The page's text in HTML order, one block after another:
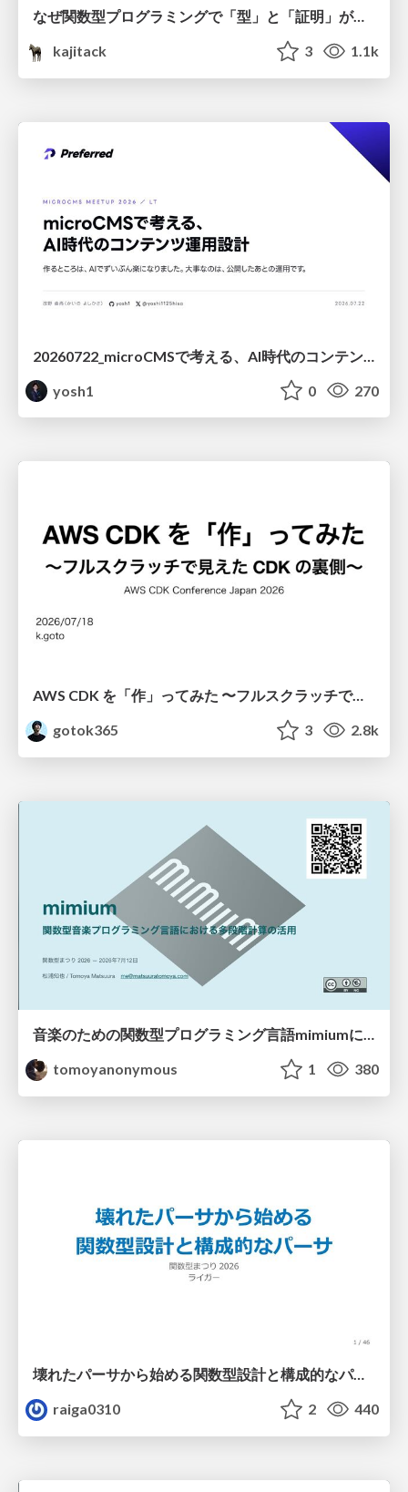
なぜ関数型プログラミングで「型」と「証明」が語られるのか #fp_matsuri
kajitack
3 1.1k
yosh1
0 270
AWS CDK を「作」ってみた 〜フルスクラッチで見えた CDK の裏側〜 / aws-cdk-from-scratch
gotok365
3 2.8k
音楽のための関数型プログラミング言語mimiumにおける多段階計算の活用
tomoyanonymous
1 380
壊れたパーサから始める関数型設計と構成的なパーサ #fp_matsuri
raiga0310
2 440